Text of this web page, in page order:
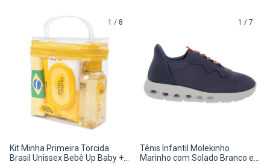
1 / 8
Kit Minha Primeira Torcida
Brasil Unissex Bebê Up Baby +
1 / 7
Tênis Infantil Molekinho
Marinho com Solado Branco e